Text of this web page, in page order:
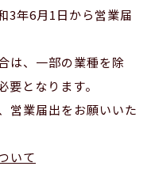
年6月1日から営業届
、一部の業種を除
となります。
業届出をお願いいた
いて